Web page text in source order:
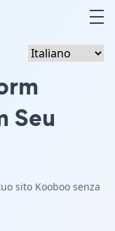
Seu
sito Kooboo senza